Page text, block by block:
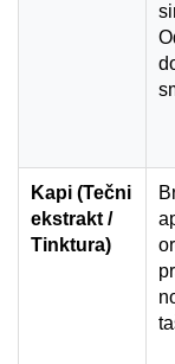
Kapi (Tečni
ekstrakt /
Tinktura)